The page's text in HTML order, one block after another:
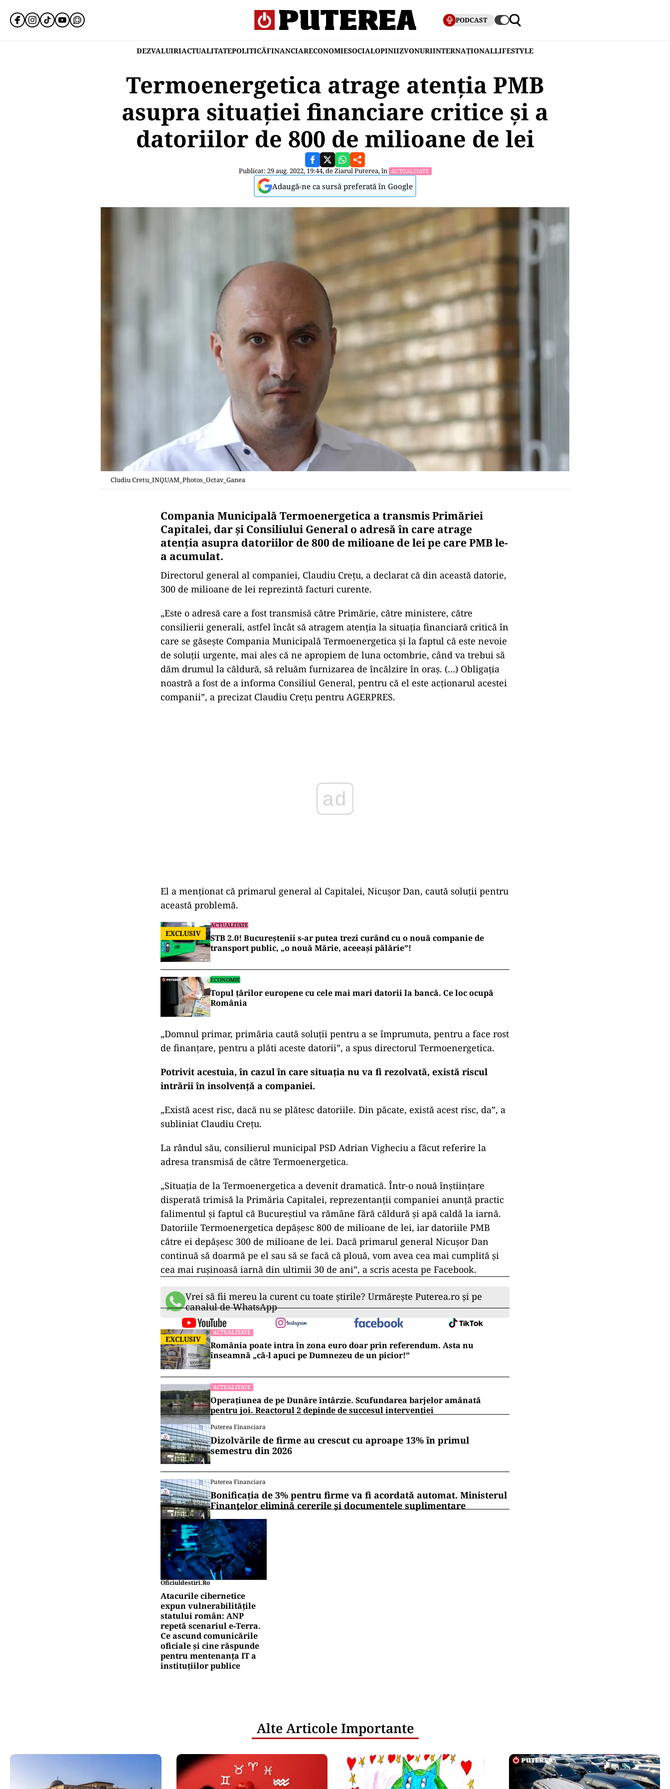
PODCAST
DEZVALUIRIACTUALITATEPOLITICĂFINANCIARECONOMIESOCIALOPINIIZVONURIINTERNAȚIONALLIFESTYLE
Termoenergetica atrage atenţia PMB
asupra situaţiei financiare critice şi a
datoriilor de 800 de milioane de lei
Publicat: 29 aug. 2022, 19:44, deZiarul Puterea, în ACTUALITATE
Adaugă-ne ca sursă preferată în Google
Cludiu Cretu_INQUAM_Photos_Octav_Ganea
Compania Municipală Termoenergetica a transmis Primăriei
Capitalei, dar şi Consiliului General o adresă în care atrage
atenţia asupra datoriilor de 800 de milioane de lei pe care PMB le-
a acumulat.
Directorul general al companiei, Claudiu Creţu, a declarat că din această datorie,
300 de milioane de lei reprezintă facturi curente.
„Este o adresă care a fost transmisă către Primărie, către ministere, către
consilierii generali, astfel încât să atragem atenţia la situaţia financiară critică în
care se găseşte Compania Municipală Termoenergetica şi la faptul că este nevoie
de soluţii urgente, mai ales că ne apropiem de luna octombrie, când va trebui să
dăm drumul la căldură, să reluăm furnizarea de încălzire în oraş. (…) Obligaţia
noastră a fost de a informa Consiliul General, pentru că el este acţionarul acestei
companii”, a precizat Claudiu Creţu pentru AGERPRES.
El a menţionat că primarul general al Capitalei, Nicuşor Dan, caută soluţii pentru
această problemă.
EXCLUSIV
ACTUALITATE
STB 2.0! Bucureștenii s-ar putea trezi curând cu o nouă companie de
transport public, „o nouă Mărie, aceeași pălărie”!
ECONOMIE
Topul țărilor europene cu cele mai mari datorii la bancă. Ce loc ocupă
România
„Domnul primar, primăria caută soluţii pentru a se împrumuta, pentru a face rost
de finanţare, pentru a plăti aceste datorii”, a spus directorul Termoenergetica.
Potrivit acestuia, în cazul în care situaţia nu va fi rezolvată, există riscul
intrării în insolvenţă a companiei.
„Există acest risc, dacă nu se plătesc datoriile. Din păcate, există acest risc, da”, a
subliniat Claudiu Creţu.
La rândul său, consilierul municipal PSD Adrian Vigheciu a făcut referire la
adresa transmisă de către Termoenergetica.
„Situaţia de la Termoenergetica a devenit dramatică. Într-o nouă înştiinţare
disperată trimisă la Primăria Capitalei, reprezentanţii companiei anunţă practic
falimentul şi faptul că Bucureştiul va rămâne fără căldură şi apă caldă la iarnă.
Datoriile Termoenergetica depăşesc 800 de milioane de lei, iar datoriile PMB
către ei depăşesc 300 de milioane de lei. Dacă primarul general Nicuşor Dan
continuă să doarmă pe el sau să se facă că plouă, vom avea cea mai cumplită şi
cea mai ruşinoasă iarnă din ultimii 30 de ani”, a scris acesta pe Facebook.
Vrei să fii mereu la curent cu toate știrile? Urmărește Puterea.ro și pe
canalul de WhatsApp
EXCLUSIV
ACTUALITATE
România poate intra în zona euro doar prin referendum. Asta nu
înseamnă „că-l apuci pe Dumnezeu de un picior!”
ACTUALITATE
Operațiunea de pe Dunăre întârzie. Scufundarea barjelor amânată
pentru joi. Reactorul 2 depinde de succesul intervenției
Puterea Financiara
Dizolvările de firme au crescut cu aproape 13% în primul
semestru din 2026
Puterea Financiara
Bonificația de 3% pentru firme va fi acordată automat. Ministerul
Finanțelor elimină cererile și documentele suplimentare
Oficiuldestiri.ro
Atacurile cibernetice
expun vulnerabilitățile
statului român: ANP
repetă scenariul e‑Terra.
Ce ascund comunicările
oficiale și cine răspunde
pentru mentenanța IT a
instituțiilor publice
Alte Articole Importante